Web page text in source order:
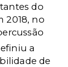
do
2018, no
a
de